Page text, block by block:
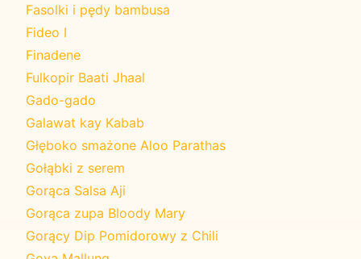
Fasolki i pędy bambusa
Fideo I
Finadene
Fulkopir Baati Jhaal
Gado-gado
Galawat kay Kabab
Głęboko smażone Aloo Parathas
Gołąbki z serem
Gorąca Salsa Aji
Gorąca zupa Bloody Mary
Gorący Dip Pomidorowy z Chili